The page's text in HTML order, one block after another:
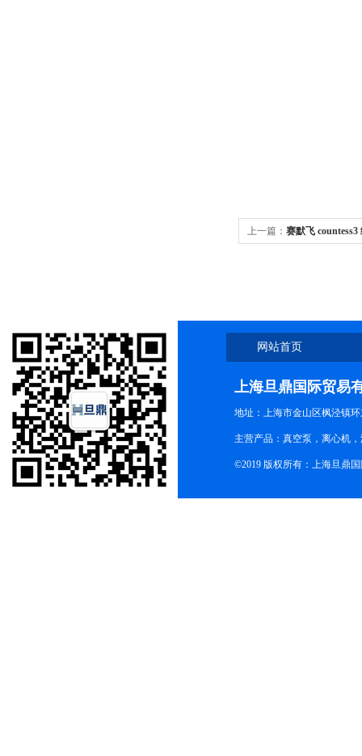
上一篇： 赛默飞
网站首页
上海旦鼎国际贸易
地址：上海市金山区枫泾镇
主营产品：真空泵，离心机
©2019 版权所有：上海旦鼎